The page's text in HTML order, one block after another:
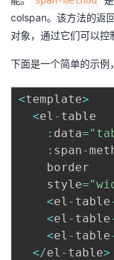
colspan。该方法的返
对象，通过它们可以控
下面是一个简单的示例
<template>
<el - table
: data=
: span-
    border
    style
=
<el - table
<el - table
<el - table
</el - table>